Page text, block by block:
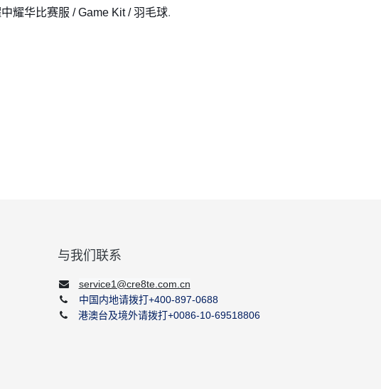
耀华比赛服 / Game Kit / 羽毛球.
与我们联系
service1@cre8te.com.cn
中国内地请拨打+400-897-0688
港澳台及境外请拨打+0086-10-69518806